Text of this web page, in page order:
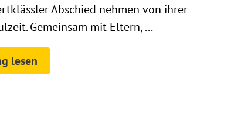
Abschied nehmen von ihrer
Gemeinsam mit Eltern, ...
lesen